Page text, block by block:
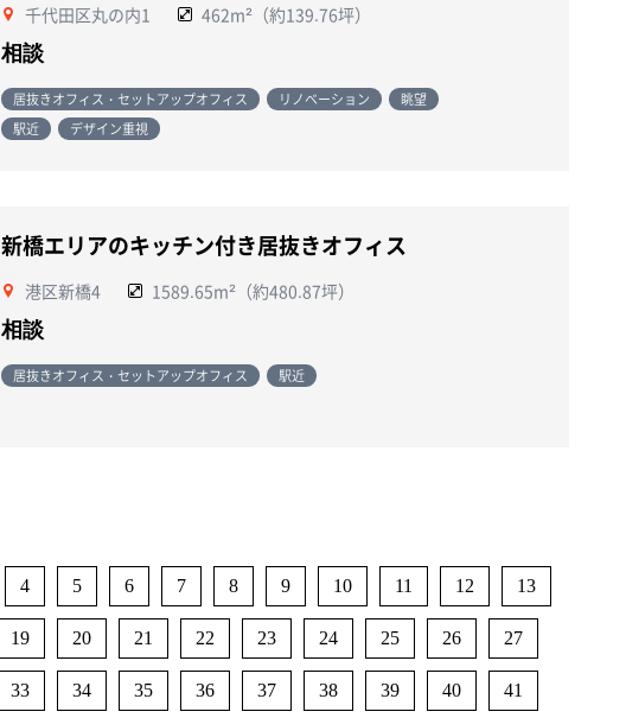
千代田区丸の内1 462m²（約139.76坪）
相談
居抜きオフィス・セットアップオフィス リノベーション
眺望
駅近
デザイン重視
新橋エリアのキッチン付き居抜きオフィス
港区新橋4 1589.65m²（約480.87坪）
相談
居抜きオフィス・セットアップオフィス 駅近
4 5 6 7 8 9 10 11 12 13
19 20 21 22 23 24 25 26 27
33 34 35 36 37 38 39 40 41